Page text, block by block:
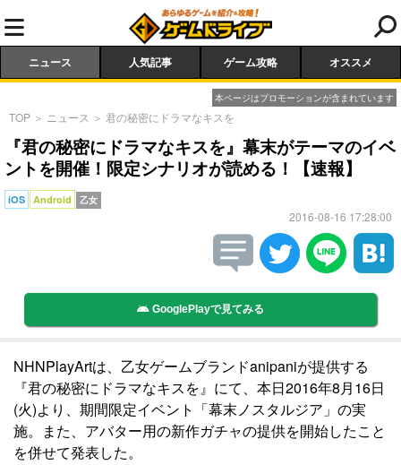
ニュース 人気記事 ゲーム攻略 オススメ
本ページはプロモーションが含まれています
TOP ＞ ニュース ＞ 君の秘密にドラマなキスを
『君の秘密にドラマなキスを』幕末がテーマのイベ
ントを開催！限定シナリオが読める！【速報】
iOS Android 乙女
2016-08-16 17:28:00
GooglePlayで見てみる
NHNPlayArtは、乙女ゲームブランドanipaniが提供する
『君の秘密にドラマなキスを』にて、本日2016年8月16日
(火)より、期間限定イベント「幕末ノスタルジア」の実
施。また、アバター用の新作ガチャの提供を開始したこと
を併せて発表した。